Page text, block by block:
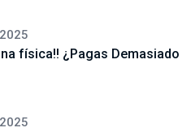
física!! ¿Pagas Demasiado